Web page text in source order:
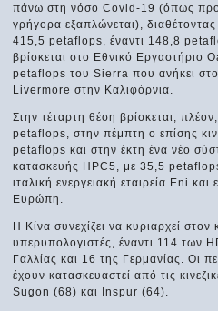
πάνω στη νόσο Covid-19 (όπως
γρήγορα εξαπλώνεται), διαθέτοντας
415,5 petaflops, έναντι 148,8
βρίσκεται στο Εθνικό Εργαστήριο
petaflops του Sierra που ανήκει
Livermore στην Καλιφόρνια.
Στην τέταρτη θέση βρίσκεται,
petaflops, στην πέμπτη ο επίσης
petaflops και στην έκτη ένα νέο
κατασκευής HPC5, με 35,5
ιταλική ενεργειακή εταιρεία Eni
Ευρώπη.
Η Κίνα συνεχίζει να κυριαρχεί
υπερυπολογιστές, έναντι 114 των
Γαλλίας και 16 της Γερμανίας. Οι
έχουν κατασκευαστεί από τις
Sugon (68) και Inspur (64).